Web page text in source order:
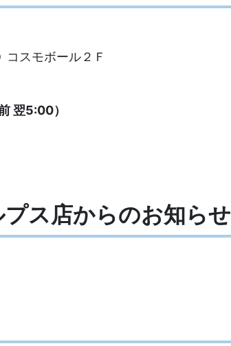
スモボール２Ｆ
翌5:00）
ス店からのお知らせ